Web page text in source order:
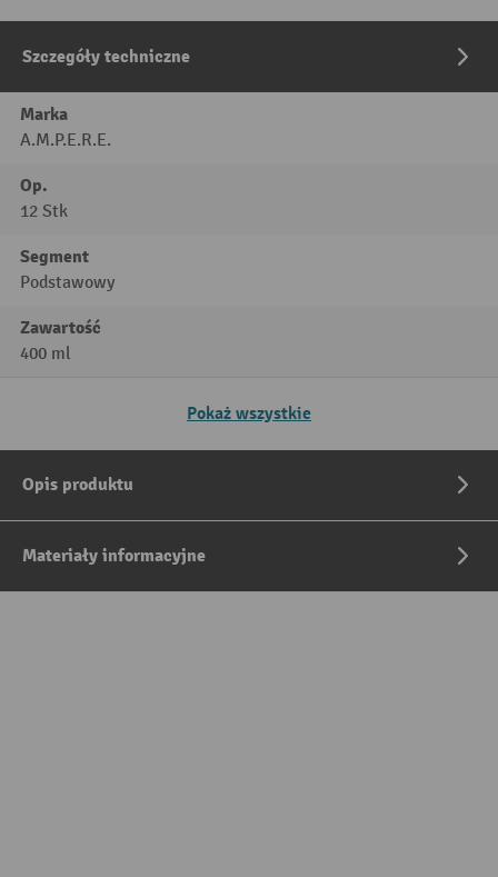
Szczegóły techniczne
Marka
A.M.P.E.R.E.
Op.
12 Stk
Segment
Podstawowy
Zawartość
400 ml
Pokaż wszystkie
Opis produktu
Materiały informacyjne